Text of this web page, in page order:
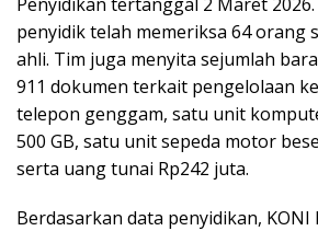
penyidik telah memeriksa 64 orang
ahli. Tim juga menyita sejumlah
911 dokumen terkait pengelolaan
telepon genggam, satu unit
500 GB, satu unit sepeda motor
serta uang tunai Rp242 juta.
Berdasarkan data penyidikan, KONI